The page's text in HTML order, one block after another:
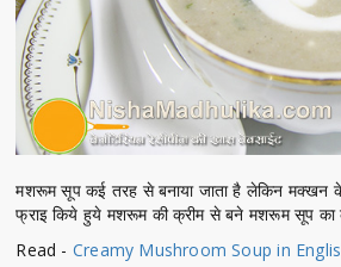
मशरूम सूप कई तरह से बनाया जाता है लेकिन मक्खन
फ्राइ किये हुये मशरूम की क्रीम से बने मशरूम सूप का
Read - Creamy Mushroom Soup in